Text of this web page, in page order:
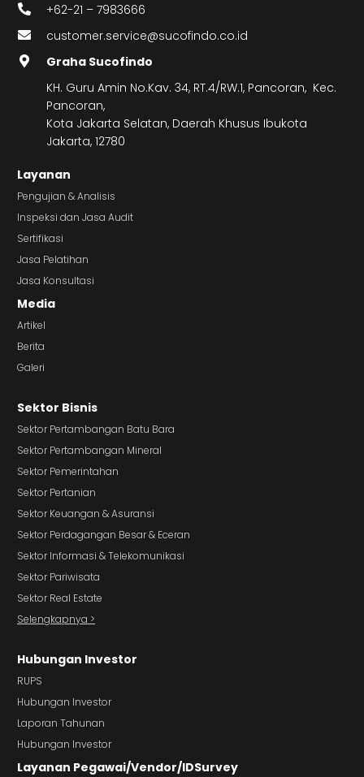
+62-21 – 7983666
customer.service@sucofindo.co.id
Graha Sucofindo
KH. Guru Amin No.Kav. 34, RT.4/RW.1, Pancoran, Kec.
Pancoran,
Kota Jakarta Selatan, Daerah Khusus Ibukota
Jakarta, 12780
Layanan
Pengujian & Analisis
Inspeksi dan Jasa Audit
Sertifikasi
Jasa Pelatihan
Jasa Konsultasi
Media
Artikel
Berita
Galeri
Sektor Bisnis
Sektor Pertambangan Batu Bara
Sektor Pertambangan Mineral
Sektor Pemerintahan
Sektor Pertanian
Sektor Keuangan & Asuransi
Sektor Perdagangan Besar & Eceran
Sektor Informasi & Telekomunikasi
Sektor Pariwisata
Sektor Real Estate
Selengkapnya >
Hubungan Investor
RUPS
Hubungan Investor
Laporan Tahunan
Hubungan Investor
Layanan Pegawai/Vendor/IDSurvey